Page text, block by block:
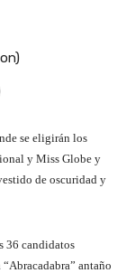
se eligirán los
y Miss Globe y
de oscuridad y
36 candidatos
antaño